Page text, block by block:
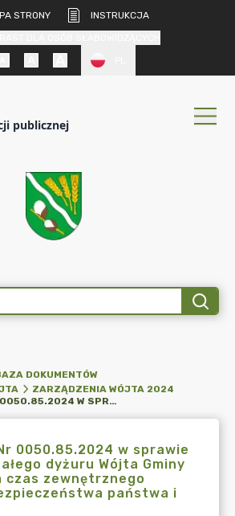
STRONY
INSTRUKCJA
publicznej
DOKUMENTÓW
ZARZĄDZENIA WÓJTA 2024
ZARZĄDZENIE NR 0050.85.2024 W SPRAWIE ORGANIZACJI STAŁEGO DYŻURU WÓJTA GMINY WIERZBINEK NA CZAS ZEWNĘTRZNEGO ZAGROŻENIA BEZPIECZEŃSTWA PAŃSTWA I WOJNY
0050.85.2024 w sprawie
dyżuru Wójta Gminy
czas zewnętrznego
państwa i